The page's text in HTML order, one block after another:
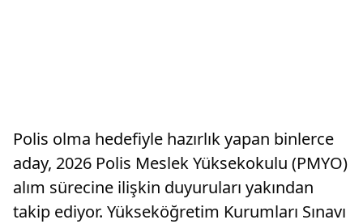
Polis olma hedefiyle hazırlık yapan binlerce
aday, 2026 Polis Meslek Yüksekokulu (PMYO)
alım sürecine ilişkin duyuruları yakından
takip ediyor. Yükseköğretim Kurumları Sınavı